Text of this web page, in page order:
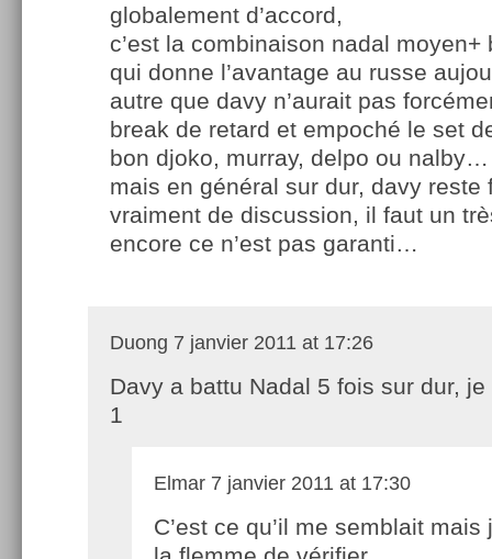
globalement d’accord,
c’est la combinaison nadal moyen+
qui donne l’avantage au russe
autre que davy n’aurait pas
break de retard et empoché le set
bon djoko, murray, delpo ou nalby…
mais en général sur dur, davy reste
vraiment de discussion, il faut un
encore ce n’est pas garanti…
Duong 7 janvier 2011 at 17:26
Davy a battu Nadal 5 fois sur dur,
1
Elmar 7 janvier 2011 at 17:30
C’est ce qu’il me semblait mais